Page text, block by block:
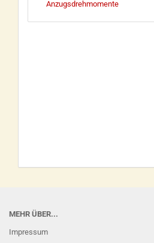
Anzugsdrehmomente
MEHR ÜBER...
Impressum